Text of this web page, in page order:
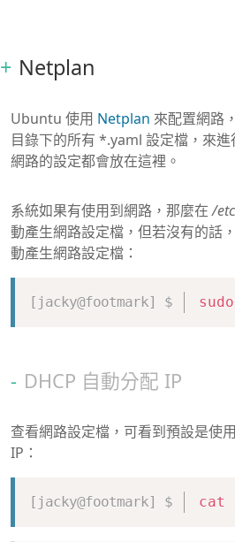
Netplan
Ubuntu 使用 Netplan 來配置網路
目錄下的所有 *.yaml 設定檔，來
網路的設定都會放在這裡。
系統如果有使用到網路，那麼在/
動產生網路設定檔，但若沒有的話
動產生網路設定檔：
sudo
DHCP 自動分配 IP
查看網路設定檔，可看到預設是使
IP：
cat